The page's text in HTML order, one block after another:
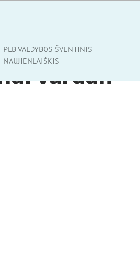
PLB VALDYBOS ŠVENTINIS
NAUJIENLAIŠKISvardan